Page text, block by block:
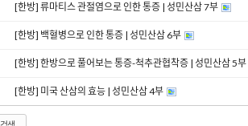
[한방] 류마티스 관절염으로 인한 통증 | 성민산삼 7부
[한방] 백혈병으로 인한 통증 | 성민산삼 6부
[한방] 한방으로 풀어보는 통증-척추관협착증 | 성민산삼 5부
[한방] 미국 산삼의 효능 | 성민산삼 4부